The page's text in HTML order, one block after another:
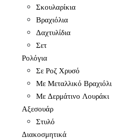
Σκουλαρίκια
Βραχιόλια
Δαχτυλίδια
Σετ
Ρολόγια
Σε Ροζ Χρυσό
Με Μεταλλικό Βραχιόλι
Με Δερμάτινο Λουράκι
Αξεσουάρ
Στυλό
Διακοσμητικά